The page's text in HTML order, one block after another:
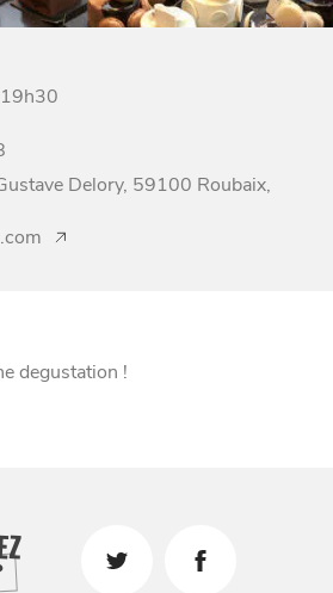
Delory, 59100 Roubaix,
degustation !